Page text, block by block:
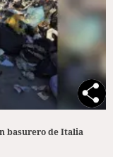
basurero de Italia